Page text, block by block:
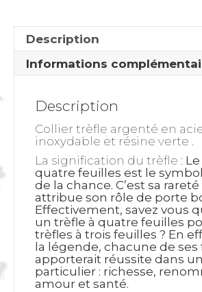
Description
Informations
Description
Collier trèfle argenté en
inoxydable et résine verte .
La signification du trèfle :
quatre feuilles est le
de la chance. C’est sa
attribue son rôle de porte
Effectivement, savez vous
un trèfle à quatre feuilles
trèfles à trois feuilles ? En
la légende, chacune de ses
apporterait réussite dans
particulier : richesse,
amour et santé.